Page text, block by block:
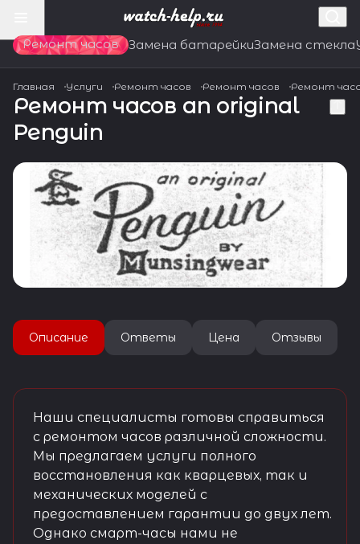
Ремонт часов Замена батарейкиЗамена стекла
Главная Услуги Ремонт часов Ремонт часов Ремонт
Ремонт часов an original
Penguin
Описание Ответы Цена Отзывы
Наши специалисты готовы справиться
с ремонтом часов различной сложности.
Мы предлагаем услуги полного
восстановления как кварцевых, так и
механических моделей с
предоставлением гарантии до двух лет.
Однако смарт-часы нами не